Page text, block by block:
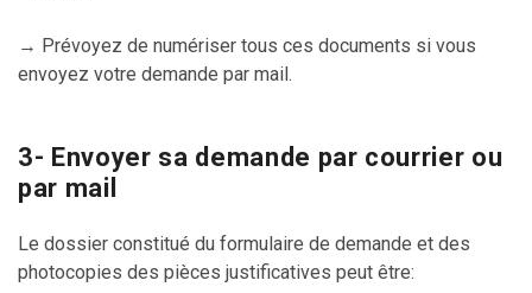
→ Prévoyez de numériser tous ces documents si vous
envoyez votre demande par mail.
3- Envoyer sa demande par courrier ou
par mail
Le dossier constitué du formulaire de demande et des
photocopies des pièces justificatives peut être: